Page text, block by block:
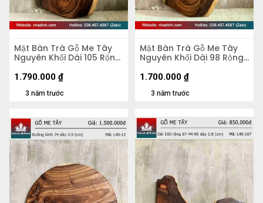
Mặt Bàn Trà Gỗ Me Tây
Nguyên Khối Dài 105 Rộng
58 Dày 5,2 (cm)
3 năm trước
1.790.000 ₫
Mặt Bàn Trà Gỗ Me Tây
Nguyên Khối Dài 98 Rộng
58 Dày 5,3 (cm)
3 năm trước
1.700.000 ₫